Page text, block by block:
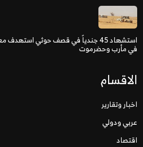
استشهاد 45 جندياً في قصف حوثي
في مأرب وحضرموت
الاقسام
اخبار وتقارير
عربي ودولي
اقتصاد